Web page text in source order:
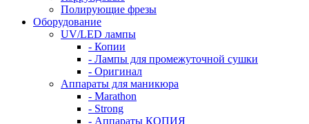
Полирующие фрезы
Оборудование
UV/LED лампы
- Копии
- Лампы для промежуточной сушки
- Оригинал
Аппараты для маникюра
- Marathon
- Strong
- Аппараты КОПИЯ